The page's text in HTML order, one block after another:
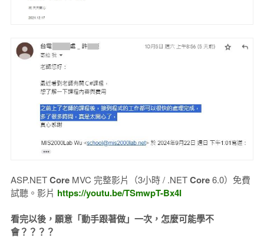
ASP.NETCoreMVC 完整影片（3小時 / .NETCore6.0）免費
試聽。影片 https://youtu.be/TSmwpT-Bx4I
看完以後，願意「動手跟著做」一次，怎麼可能學不
會？？？？